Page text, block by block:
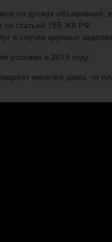
на досках объявлений, в
со статьей 155 ЖК РФ.
в случае крупных
россиян в 2019 году
жителей дома, то